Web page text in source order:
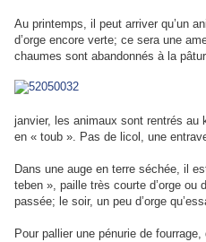
Au printemps, il peut arriver qu’un
d’orge encore verte; ce sera une
chaumes sont abandonnés à la
janvier, les animaux sont rentrés au
en « toub ». Pas de licol, une
Dans une auge en terre séchée, il
teben », paille très courte d’orge ou
passée; le soir, un peu d’orge
Pour pallier une pénurie de